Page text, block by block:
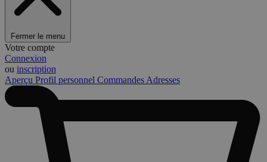
Fermer le menu
Votre compte
Connexion
ou inscription
Aperçu Profil personnel Commandes Adresses